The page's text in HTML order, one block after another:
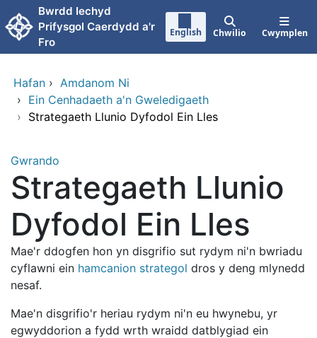
Neidio i'r prif gynnwy
Bwrdd Iechyd
Prifysgol Caerdydd a'r
Fro
English Chwilio Cwymplen
Hafan › Amdanom Ni
› Ein Cenhadaeth a'n Gweledigaeth
› Strategaeth Llunio Dyfodol Ein Lles
Gwrando
Strategaeth Llunio
Dyfodol Ein Lles
Mae'r ddogfen hon yn disgrifio sut rydym ni'n bwriadu
cyflawni ein hamcanion strategol dros y deng mlynedd
nesaf.
Mae'n disgrifio'r heriau rydym ni'n eu hwynebu, yr
egwyddorion a fydd wrth wraidd datblygiad ein